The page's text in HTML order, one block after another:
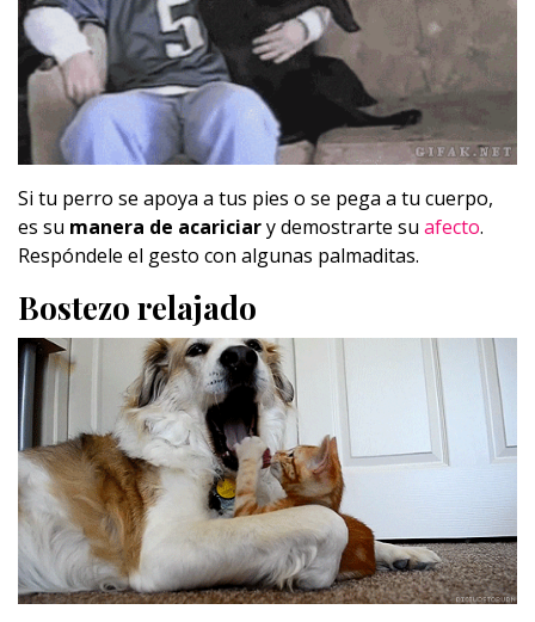
Si tu perro se apoya a tus pies o se pega a tu cuerpo,
es su manera de acariciary demostrarte su afecto.
Respóndele el gesto con algunas palmaditas.
Bostezo relajado